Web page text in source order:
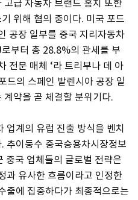
급 자동차 브랜드 홍치 또한
위해 협의 중이다. 미국 포드
공장 일부를 중국 지리자동차
부터 총 28.8%의 관세를 부
전문 매체 ‘라 트리부나 데 아
드의 스페인 발렌시아 공장 일
약을 곧 체결할 분위기다.
업계의 유럽 진출 방식을 벤치
추이둥수 중국승용차시장정보
중국 업체들의 글로벌 전략은
과 유사한 흐름이라고 인정한
출에 집중하다가 최종적으로는